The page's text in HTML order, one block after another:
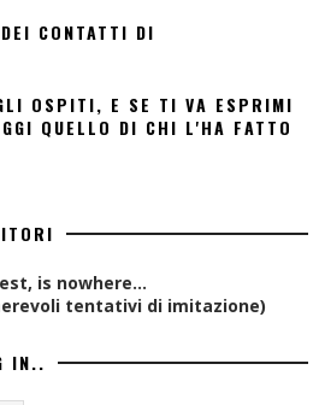
CONTATTI DI
OSPITI, E SE TI VA ESPRIMI
QUELLO DI CHI L'HA FATTO
is nowhere...
tentativi di imitazione)
IN..